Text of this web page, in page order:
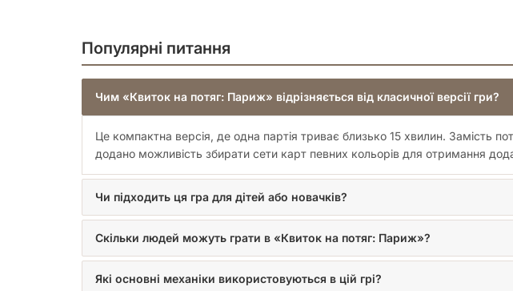
Популярні питання
Чим «Квиток на потяг: Париж» відрізняється від класичної версії гри?
Це компактна версія, де одна партія триває близько 15 хвилин. Замість
додано можливість збирати сети карт певних кольорів для отримання
Чи підходить ця гра для дітей або новачків?
Скільки людей можуть грати в «Квиток на потяг: Париж»?
Які основні механіки використовуються в цій грі?